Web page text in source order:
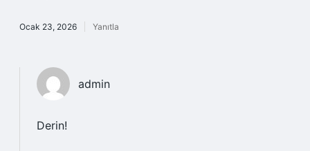
Ocak 23, 2026 Yanıtla
admin
Derin!